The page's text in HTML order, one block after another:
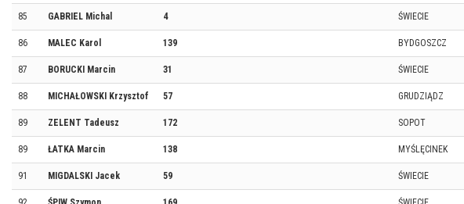
85 GABRIEL Michal 4 ŚWIECIE
86 MALEC Karol 139 BYDGOSZCZ
87 BORUCKI Marcin 31 ŚWIECIE
88 MICHAŁOWSKI Krzysztof 57 GRUDZIĄDZ
89 ZELENT Tadeusz 172 SOPOT
89 ŁATKA Marcin 138 MYŚLĘCINEK
91 MIGDALSKI Jacek 59 ŚWIECIE